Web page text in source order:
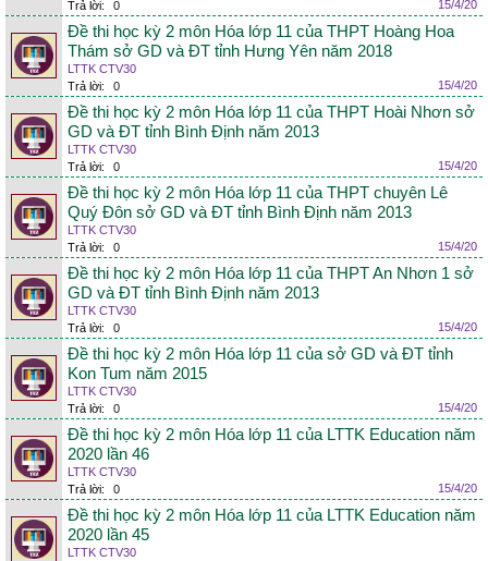
Trả lời:
0 15/4/20
Đề thi học kỳ 2 môn Hóa lớp 11 của THPT Hoàng Hoa
Thám sở GD và ĐT tỉnh Hưng Yên năm 2018
LTTK CTV30
Trả lời:
0 15/4/20
Đề thi học kỳ 2 môn Hóa lớp 11 của THPT Hoài Nhơn sở
GD và ĐT tỉnh Bình Định năm 2013
LTTK CTV30
Trả lời:
0 15/4/20
Đề thi học kỳ 2 môn Hóa lớp 11 của THPT chuyên Lê
Quý Đôn sở GD và ĐT tỉnh Bình Định năm 2013
LTTK CTV30
Trả lời:
0 15/4/20
Đề thi học kỳ 2 môn Hóa lớp 11 của THPT An Nhơn 1 sở
GD và ĐT tỉnh Bình Định năm 2013
LTTK CTV30
Trả lời:
0 15/4/20
Đề thi học kỳ 2 môn Hóa lớp 11 của sở GD và ĐT tỉnh
Kon Tum năm 2015
LTTK CTV30
Trả lời:
0 15/4/20
Đề thi học kỳ 2 môn Hóa lớp 11 của LTTK Education năm
2020 lần 46
LTTK CTV30
Trả lời:
0 15/4/20
Đề thi học kỳ 2 môn Hóa lớp 11 của LTTK Education năm
2020 lần 45
LTTK CTV30